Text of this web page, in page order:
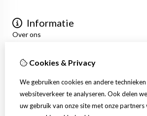
Informatie
Over ons
Algemene voorwaarden
Mijn account
Inloggen
Bestelhistorie
Verlanglijst
Cookies & Privacy
We gebruiken cookies en andere
websiteverkeer te analyseren. Ook delen
uw gebruik van onze site met onze partners